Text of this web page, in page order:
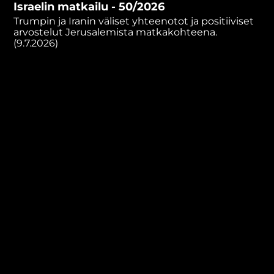
minutes,
51
seconds
Israelin matkailu - 50/2026
Trumpin ja Iranin väliset yhteenotot ja positiiviset
arvostelut Jerusalemista matkakohteena.
(9.7.2026)